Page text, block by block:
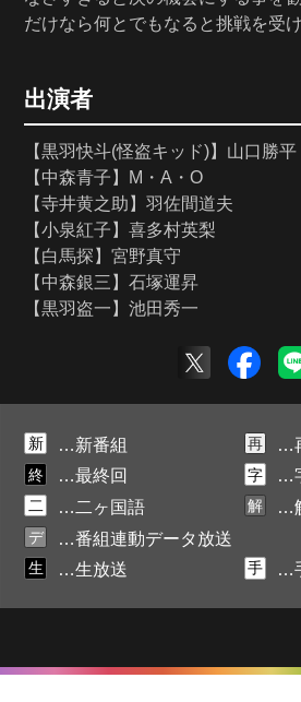
だけなら何とでもなると挑戦を受け
出演者
【黒羽快斗(怪盗キッド)】山口勝平
【中森青子】M・A・O
【寺井黄之助】羽佐間道夫
【小泉紅子】喜多村英梨
【白馬探】宮野真守
【中森銀三】石塚運昇
【黒羽盗一】池田秀一
新 …新番組 再 …
終 …最終回 字 …
二 …二ヶ国語 解 …
デ …番組連動データ放送
生 …生放送 手 …